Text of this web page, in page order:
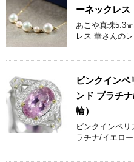
ーネックレス
あこや真珠5.3
レス 華さんのレ
ピンクインペ
ンド プラチ
輪）
ピンクインペ
ラチナ/イエロー